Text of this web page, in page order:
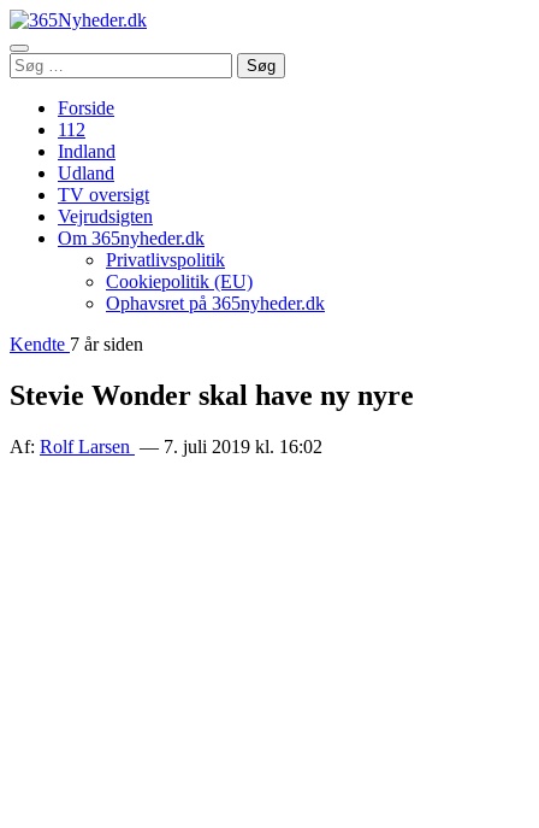
Åbn
menu
Søg
efter:
Søg
Forside
112
Indland
Udland
TV oversigt
Vejrudsigten
Om 365nyheder.dk
Privatlivspolitik
Cookiepolitik (EU)
Ophavsret på 365nyheder.dk
Kendte 7 år siden
Stevie Wonder skal have ny nyre
Af: Rolf Larsen — 7. juli 2019 kl. 16:02